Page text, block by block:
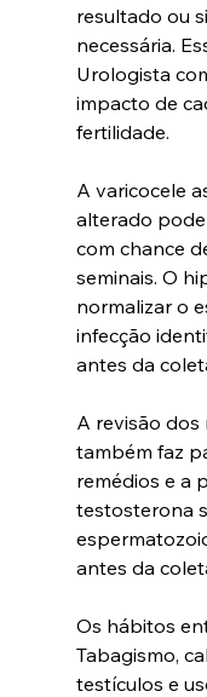
resultado ou
necessária.
Urologista
impacto de
fertilidade.
A varicocele
alterado
com chance
seminais. O
normalizar o
infecção
antes da
A revisão dos
também faz
remédios e a
testosterona
antes da
Os hábitos
Tabagismo,
testículos e